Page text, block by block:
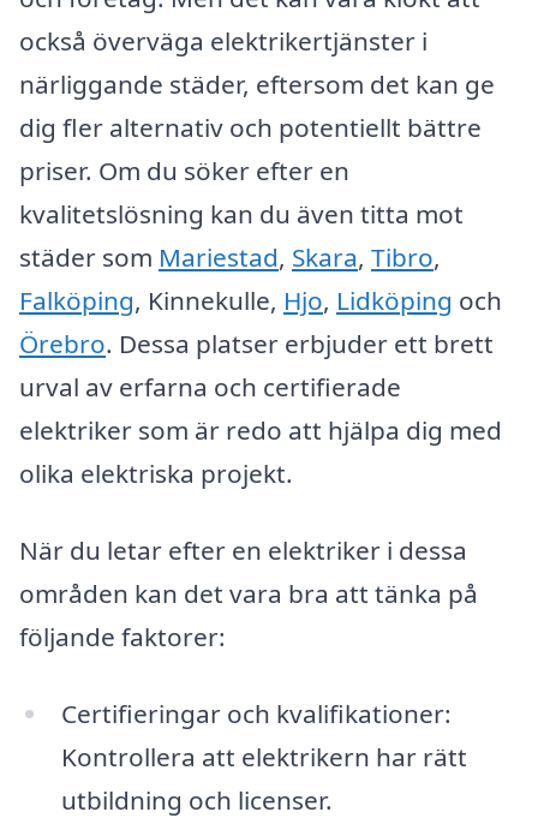
också överväga elektrikertjänster i
närliggande städer, eftersom det kan ge
dig fler alternativ och potentiellt bättre
priser. Om du söker efter en
kvalitetslösning kan du även titta mot
städer som Mariestad, Skara, Tibro,
Falköping, Kinnekulle, Hjo, Lidköping och
Örebro. Dessa platser erbjuder ett brett
urval av erfarna och certifierade
elektriker som är redo att hjälpa dig med
olika elektriska projekt.
När du letar efter en elektriker i dessa
områden kan det vara bra att tänka på
följande faktorer:
Certifieringar och kvalifikationer:
Kontrollera att elektrikern har rätt
utbildning och licenser.